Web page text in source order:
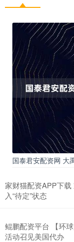
国泰君安配资网
家财猫配资APP下
入“待定”状态
鲲鹏配资平台 【环
活动召见美国代办